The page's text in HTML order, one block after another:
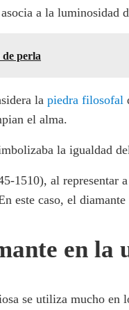
a la luminosidad
perla
lapiedra filosofal
el alma.
la igualdad
1510), al representar
este caso, el
en
se utiliza mucho